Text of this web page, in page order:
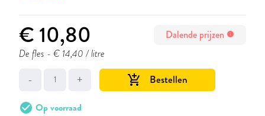
€ 10,80 Dalende prijzen info
De fles - € 14,40 / litre
- + add_shopping_cart Bestellen
check_circle Op voorraad